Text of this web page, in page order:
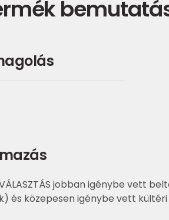
VÁLASZTÁS jobban igénybe vett
és közepesen igénybe vett